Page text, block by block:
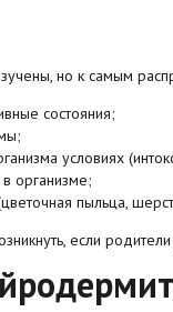
но к самым
состояния;
условиях
организме;
пыльца,
если